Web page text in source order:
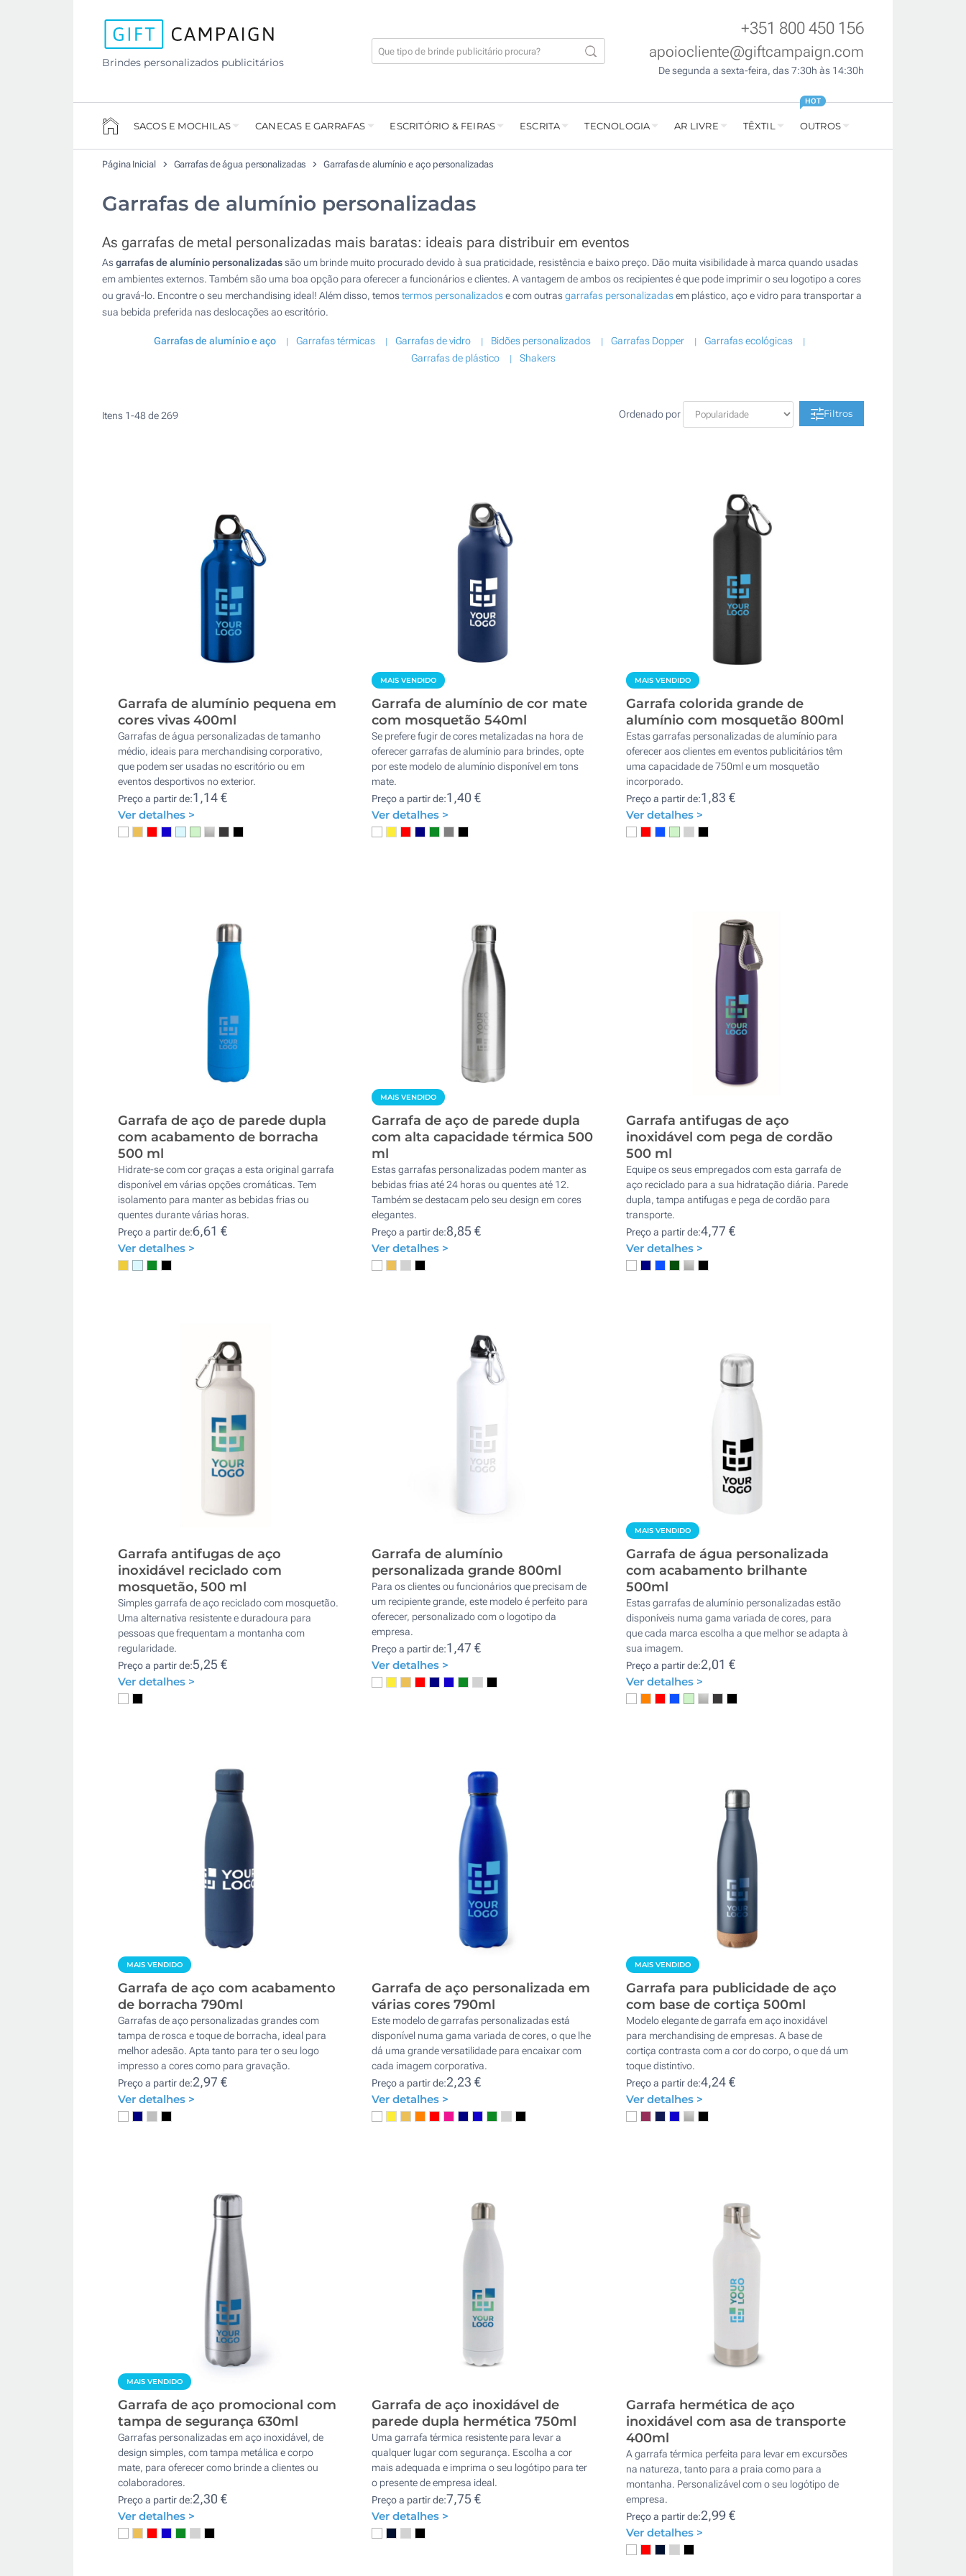
Brindes personalizados publicitários
+351 800 450 156
apoiocliente@giftcampaign.com
De segunda a sexta-feira, das 7:30h às 14:30h
SACOS E MOCHILAS CANECAS E GARRAFAS ESCRITÓRIO & FEIRAS ESCRITA TECNOLOGIA AR LIVRE TÊXTIL OUTROS
HOT
Página Inicial Garrafas de água personalizadas Garrafas de alumínio e aço personalizadas
Garrafas de alumínio personalizadas
As garrafas de metal personalizadas mais baratas: ideais para distribuir em eventos
Asgarrafas de alumínio personalizadassão um brinde muito procurado devido à sua praticidade, resistência e baixo preço. Dão muita visibilidade à marca quando usadas
em ambientes externos. Também são uma boa opção para oferecer a funcionários e clientes. A vantagem de ambos os recipientes é que pode imprimir o seu logotipo a cores
ou gravá-lo. Encontre o seu merchandising ideal! Além disso, temostermos personalizadose com outrasgarrafas personalizadasem plástico, aço e vidro para transportar a
sua bebida preferida nas deslocações ao escritório.
Garrafas de alumínio e aço Garrafas térmicas Garrafas de vidro Bidões personalizados Garrafas Dopper
Garrafas ecológicas
Garrafas de plástico
Shakers
Itens 1-48de269 Ordenado por Filtros
Garrafa de alumínio pequena em
cores vivas 400ml
Garrafas de água personalizadas de tamanho
médio, ideais para merchandising corporativo,
que podem ser usadas no escritório ou em
eventos desportivos no exterior.
Preço a partir de:1,14 €
Ver detalhes >
MAIS VENDIDO
Garrafa de alumínio de cor mate
com mosquetão 540ml
Se prefere fugir de cores metalizadas na hora de
oferecer garrafas de alumínio para brindes, opte
por este modelo de alumínio disponível em tons
mate.
Preço a partir de:1,40 €
Ver detalhes >
MAIS VENDIDO
Garrafa colorida grande de
alumínio com mosquetão 800ml
Estas garrafas personalizadas de alumínio para
oferecer aos clientes em eventos publicitários têm
uma capacidade de 750ml e um mosquetão
incorporado.
Preço a partir de:1,83 €
Ver detalhes >
Garrafa de aço de parede dupla
com acabamento de borracha
500 ml
Hidrate-se com cor graças a esta original garrafa
disponível em várias opções cromáticas. Tem
isolamento para manter as bebidas frias ou
quentes durante várias horas.
Preço a partir de:6,61 €
Ver detalhes >
MAIS VENDIDO
Garrafa de aço de parede dupla
com alta capacidade térmica 500
ml
Estas garrafas personalizadas podem manter as
bebidas frias até 24 horas ou quentes até 12.
Também se destacam pelo seu design em cores
elegantes.
Preço a partir de:8,85 €
Ver detalhes >
Garrafa antifugas de aço
inoxidável com pega de cordão
500 ml
Equipe os seus empregados com esta garrafa de
aço reciclado para a sua hidratação diária. Parede
dupla, tampa antifugas e pega de cordão para
transporte.
Preço a partir de:4,77 €
Ver detalhes >
Garrafa antifugas de aço
inoxidável reciclado com
mosquetão, 500 ml
Simples garrafa de aço reciclado com mosquetão.
Uma alternativa resistente e duradoura para
pessoas que frequentam a montanha com
regularidade.
Preço a partir de:5,25 €
Ver detalhes >
Garrafa de alumínio
personalizada grande 800ml
Para os clientes ou funcionários que precisam de
um recipiente grande, este modelo é perfeito para
oferecer, personalizado com o logotipo da
empresa.
Preço a partir de:1,47 €
Ver detalhes >
MAIS VENDIDO
Garrafa de água personalizada
com acabamento brilhante
500ml
Estas garrafas de alumínio personalizadas estão
disponíveis numa gama variada de cores, para
que cada marca escolha a que melhor se adapta à
sua imagem.
Preço a partir de:2,01 €
Ver detalhes >
MAIS VENDIDO
Garrafa de aço com acabamento
de borracha 790ml
Garrafas de aço personalizadas grandes com
tampa de rosca e toque de borracha, ideal para
melhor adesão. Apta tanto para ter o seu logo
impresso a cores como para gravação.
Preço a partir de:2,97 €
Ver detalhes >
Garrafa de aço personalizada em
várias cores 790ml
Este modelo de garrafas personalizadas está
disponível numa gama variada de cores, o que lhe
dá uma grande versatilidade para encaixar com
cada imagem corporativa.
Preço a partir de:2,23 €
Ver detalhes >
MAIS VENDIDO
Garrafa para publicidade de aço
com base de cortiça 500ml
Modelo elegante de garrafa em aço inoxidável
para merchandising de empresas. A base de
cortiça contrasta com a cor do corpo, o que dá um
toque distintivo.
Preço a partir de:4,24 €
Ver detalhes >
MAIS VENDIDO
Garrafa de aço promocional com
tampa de segurança 630ml
Garrafas personalizadas em aço inoxidável, de
design simples, com tampa metálica e corpo
mate, para oferecer como brinde a clientes ou
colaboradores.
Preço a partir de:2,30 €
Ver detalhes >
Garrafa de aço inoxidável de
parede dupla hermética 750ml
Uma garrafa térmica resistente para levar a
qualquer lugar com segurança. Escolha a cor
mais adequada e imprima o seu logótipo para ter
o presente de empresa ideal.
Preço a partir de:7,75 €
Ver detalhes >
Garrafa hermética de aço
inoxidável com asa de transporte
400ml
A garrafa térmica perfeita para levar em excursões
na natureza, tanto para a praia como para a
montanha. Personalizável com o seu logótipo de
empresa.
Preço a partir de:2,99 €
Ver detalhes >